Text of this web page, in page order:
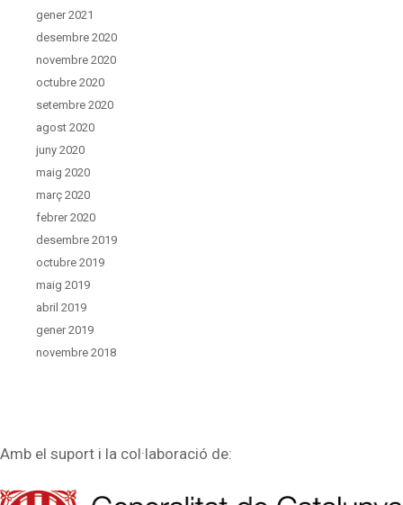
gener 2021
desembre 2020
novembre 2020
octubre 2020
setembre 2020
agost 2020
juny 2020
maig 2020
març 2020
febrer 2020
desembre 2019
octubre 2019
maig 2019
abril 2019
gener 2019
novembre 2018
Amb el suport i la col·laboració de: